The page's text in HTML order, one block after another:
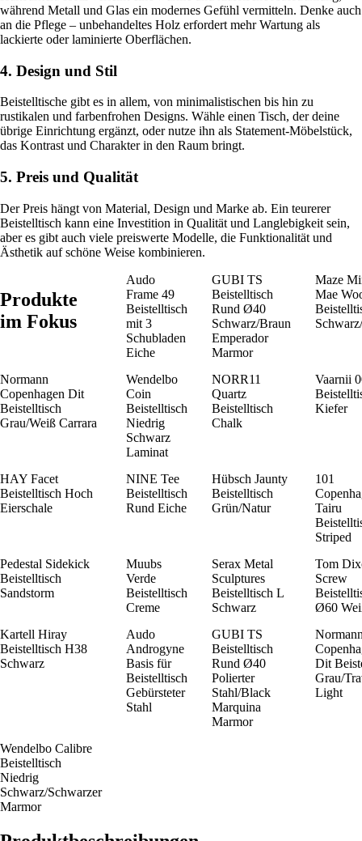
während Metall und Glas ein modernes Gefühl vermitteln. Denke auch
an die Pflege – unbehandeltes Holz erfordert mehr Wartung als
lackierte oder laminierte Oberflächen.
4. Design und Stil
Beistelltische gibt es in allem, von minimalistischen bis hin zu
rustikalen und farbenfrohen Designs. Wähle einen Tisch, der deine
übrige Einrichtung ergänzt, oder nutze ihn als Statement-Möbelstück,
das Kontrast und Charakter in den Raum bringt.
5. Preis und Qualität
Der Preis hängt von Material, Design und Marke ab. Ein teurerer
Beistelltisch kann eine Investition in Qualität und Langlebigkeit sein,
aber es gibt auch viele preiswerte Modelle, die Funktionalität und
Ästhetik auf schöne Weise kombinieren.
Produkte
im Fokus
Audo
Frame 49
Beistelltisch
mit 3
Schubladen
Eiche
GUBI TS
Beistelltisch
Rund Ø40
Schwarz/Braun
Emperador
Marmor
Maze
Mae
Normann
Copenhagen Dit
Beistelltisch
Grau/Weiß Carrara
Wendelbo
Coin
Beistelltisch
Niedrig
Schwarz
Laminat
NORR11
Quartz
Beistelltisch
Chalk
Vaarnii
Kiefer
HAY Facet
Beistelltisch Hoch
Eierschale
NINE Tee
Beistelltisch
Rund Eiche
Hübsch Jaunty
Beistelltisch
Grün/Natur
101
Tairu
Striped
Pedestal Sidekick
Beistelltisch
Sandstorm
Muubs
Verde
Beistelltisch
Creme
Serax Metal
Sculptures
Beistelltisch L
Schwarz
Tom
Screw
Ø60
Kartell Hiray
Beistelltisch H38
Schwarz
Audo
Androgyne
Basis für
Beistelltisch
Gebürsteter
Stahl
GUBI TS
Beistelltisch
Rund Ø40
Polierter
Stahl/Black
Marquina
Marmor
Dit
Grau/
Light
Wendelbo Calibre
Beistelltisch
Niedrig
Schwarz/Schwarzer
Marmor